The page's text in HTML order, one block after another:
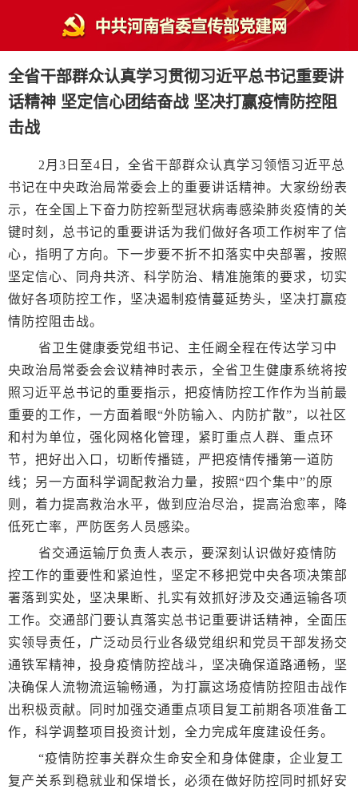
全省干部群众认真学习贯彻习近平总书记重要讲
话精神 坚定信心团结奋战 坚决打赢疫情防控阻
击战
2月3日至4日，全省干部群众认真学习领悟习近平总
书记在中央政治局常委会上的重要讲话精神。大家纷纷表
示，在全国上下奋力防控新型冠状病毒感染肺炎疫情的关
键时刻，总书记的重要讲话为我们做好各项工作树牢了信
心，指明了方向。下一步要不折不扣落实中央部署，按照
坚定信心、同舟共济、科学防治、精准施策的要求，切实
做好各项防控工作，坚决遏制疫情蔓延势头，坚决打赢疫
情防控阻击战。
省卫生健康委党组书记、主任阚全程在传达学习中
央政治局常委会会议精神时表示，全省卫生健康系统将按
照习近平总书记的重要指示，把疫情防控工作作为当前最
重要的工作，一方面着眼“外防输入、内防扩散”，以社区
和村为单位，强化网格化管理，紧盯重点人群、重点环
节，把好出入口，切断传播链，严把疫情传播第一道防
线；另一方面科学调配救治力量，按照“四个集中”的原
则，着力提高救治水平，做到应治尽治，提高治愈率，降
低死亡率，严防医务人员感染。
省交通运输厅负责人表示，要深刻认识做好疫情防
控工作的重要性和紧迫性，坚定不移把党中央各项决策部
署落到实处，坚决果断、扎实有效抓好涉及交通运输各项
工作。交通部门要认真落实总书记重要讲话精神，全面压
实领导责任，广泛动员行业各级党组织和党员干部发扬交
通铁军精神，投身疫情防控战斗，坚决确保道路通畅，坚
决确保人流物流运输畅通，为打赢这场疫情防控阻击战作
出积极贡献。同时加强交通重点项目复工前期各项准备工
作，科学调整项目投资计划，全力完成年度建设任务。
“疫情防控事关群众生命安全和身体健康，企业复工
复产关系到稳就业和保增长，必须在做好防控同时抓好安